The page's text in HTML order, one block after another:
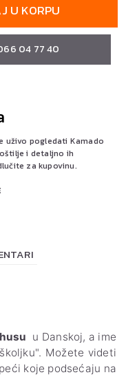
U KORPU
04 77 40
uživo pogledati Kamado
i detaljno ih
za kupovinu.
u Danskoj, a ime
Možete videti
koje podsećaju na